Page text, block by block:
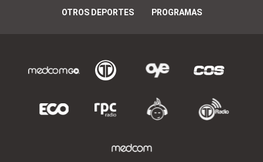
OTROS DEPORTES PROGRAMAS